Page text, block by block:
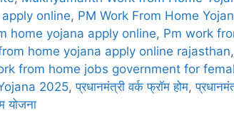
online, PM Work From Home
home yojana apply online, Pm work
home yojana apply online rajasthan,
from home jobs government for
2025,प्रधानमंत्री वर्क फ्रॉम होम,
योजना